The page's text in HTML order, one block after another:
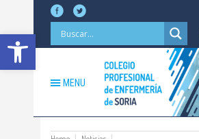
Abrir barra de herramientas
MENU